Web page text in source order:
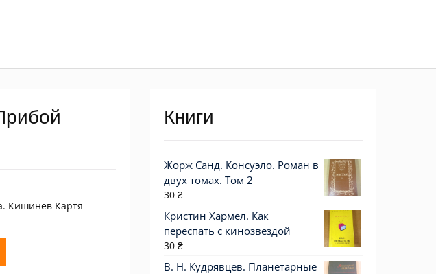
Кишинев Картя
Книги
Жорж Санд. Консуэло. Роман в
двух томах. Том 2
30 ₴
Кристин Хармел. Как
переспать с кинозвездой
30 ₴
В. Н. Кудрявцев. Планетарные